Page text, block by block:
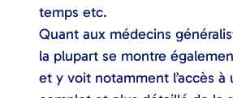
temps etc.
Quant aux médecins
la plupart se montre
et y voit notamment l’accès à